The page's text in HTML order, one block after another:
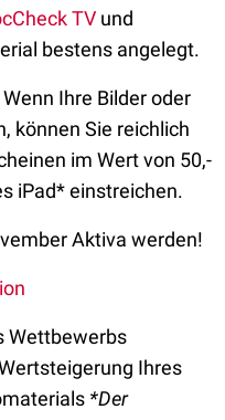
TV und
bestens angelegt.
Ihre Bilder oder
können Sie reichlich
im Wert von 50,-
iPad* einstreichen.
Aktiva werden!
Wettbewerbs
Ihres
*Der